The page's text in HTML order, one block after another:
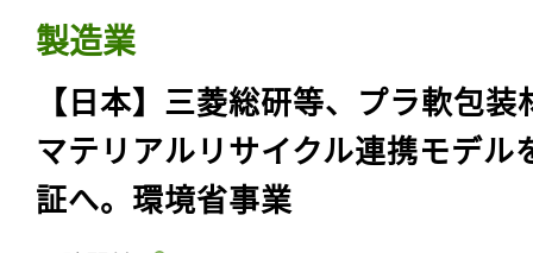
製造業
【日本】三菱総研等、プラ軟包装
マテリアルリサイクル連携モデル
証へ。環境省事業